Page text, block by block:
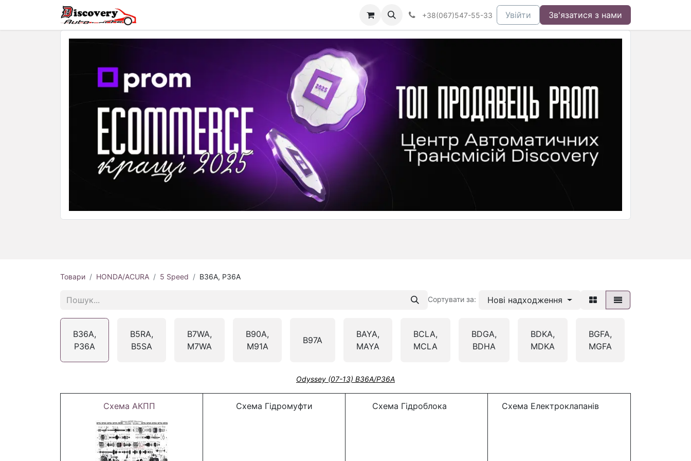
+38(067)547-55-33 Увійти Зв'язатися з нами
Товари HONDA/ACURA 5 Speed B36A, P36A
Сортувати за: Нові надходження
B36A,
P36A
B5RA,
B5SA
B7WA,
M7WA
B90A,
M91A
B97A
BAYA,
MAYA
BCLA,
MCLA
BDGA,
BDHA
BDKA,
MDKA
BGFA,
MGFA
Odyssey (07-13) B36A/P36A
Схема АКПП Схема Гідромуфти Схема Гідроблока Схема Електроклапанів